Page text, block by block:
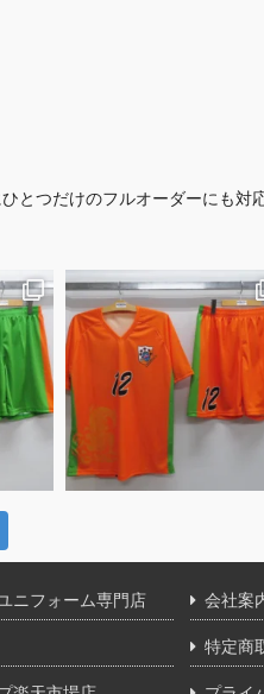
とつだけのフルオーダーにも対
ニフォーム専門店 会社案
特定商